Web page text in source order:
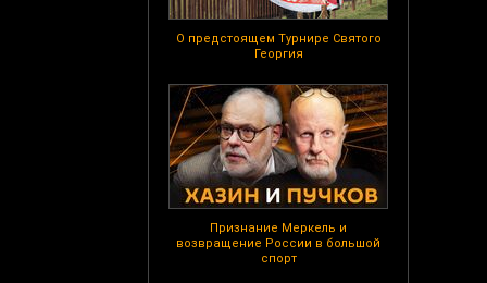
О предстоящем Турнире Святого
Георгия
Признание Меркель и
возвращение России в большой
спорт